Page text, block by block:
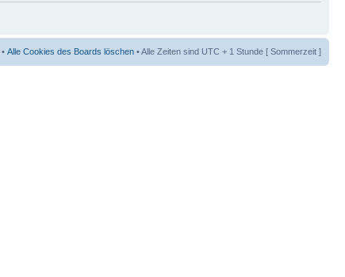
• Alle Cookies des Boards löschen • Alle Zeiten sind UTC + 1 Stunde [ Sommerzeit ]